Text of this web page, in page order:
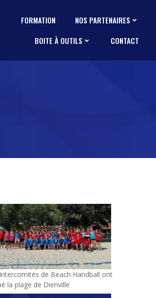
FORMATION
NOS PARTENAIRES
BOITE À OUTILS
CONTACT
de Beach Handball ont
la plage de Dienville